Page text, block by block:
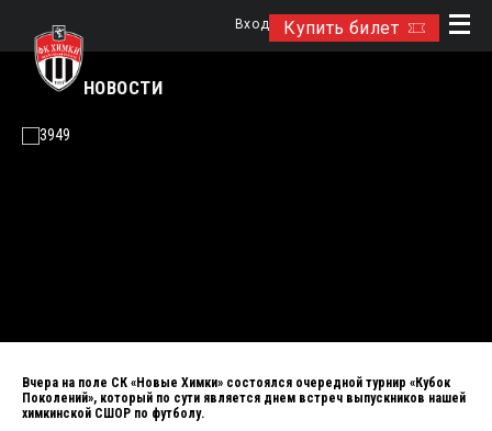
Купить билет
Вход
НОВОСТИ
Вчера на поле СК «Новые Химки» состоялся очередной турнир «Кубок
Поколений», который по сути является днем встреч выпускников нашей
химкинской СШОР по футболу.